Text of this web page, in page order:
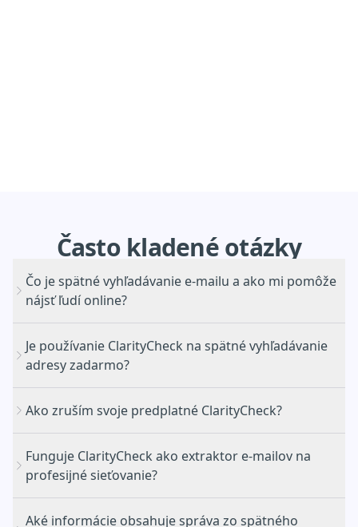
Často kladenéotázky
Čo je spätné vyhľadávanie e-mailu a ako mi pomôže
nájsť ľudí online?
Nájdenie skutočnej totožnosti ľudí na overenie
neznámych odosielateľov alebo predajcov na
trhoviskách
Odhalenie informácií o pracovnom pozadí vrátane
aktuálnej firmy a pracovnej pozície
Je používanie ClarityCheck na spätné vyhľadávanie
adresy zadarmo?
Ako zruším svoje predplatné ClarityCheck?
portál
na zrušenie
Funguje ClarityCheck ako extraktor e-mailov na
profesijné sieťovanie?
Aké informácie obsahuje správa zo spätného